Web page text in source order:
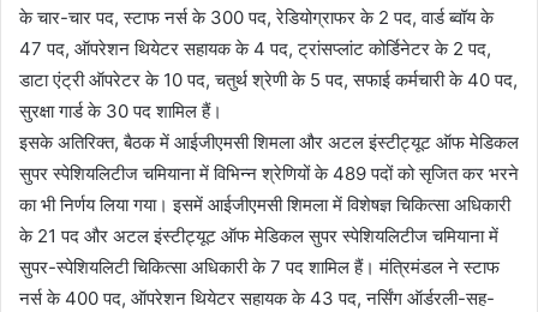
के चार-चार पद, स्टाफ नर्स के 300 पद, रेडियोग्राफर के 2 पद, वार्ड ब्वॉय के
47 पद, ऑपरेशन थियेटर सहायक के 4 पद, ट्रांसप्लांट कोर्डिनेटर के 2 पद,
डाटा एंट्री ऑपरेटर के 10 पद, चतुर्थ श्रेणी के 5 पद, सफाई कर्मचारी के 40 पद,
सुरक्षा गार्ड के 30 पद शामिल हैं।
इसके अतिरिक्त, बैठक में आईजीएमसी शिमला और अटल इंस्टीट्यूट ऑफ मेडिकल
सुपर स्पेशियलिटीज चमियाना में विभिन्न श्रेणियों के 489 पदों को सृजित कर भरने
का भी निर्णय लिया गया। इसमें आईजीएमसी शिमला में विशेषज्ञ चिकित्सा अधिकारी
के 21 पद और अटल इंस्टीट्यूट ऑफ मेडिकल सुपर स्पेशियलिटीज चमियाना में
सुपर-स्पेशियलिटी चिकित्सा अधिकारी के 7 पद शामिल हैं। मंत्रिमंडल ने स्टाफ
नर्स के 400 पद, ऑपरेशन थियेटर सहायक के 43 पद, नर्सिंग ऑर्डरली-सह-